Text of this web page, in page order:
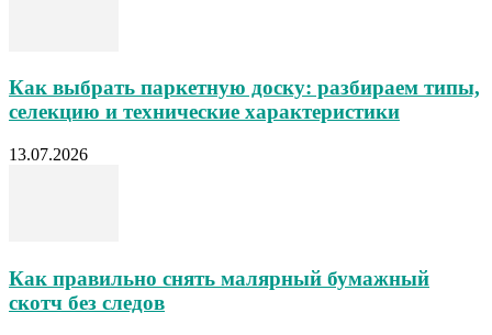
Как выбрать паркетную доску: разбираем типы,
селекцию и технические характеристики
13.07.2026
Как правильно снять малярный бумажный
скотч без следов